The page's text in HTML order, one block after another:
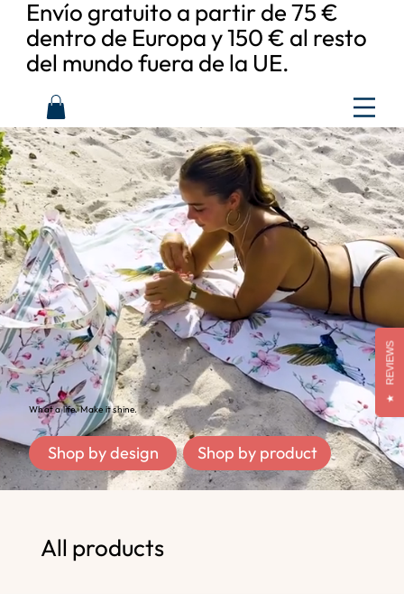
Envío gratuito a partir de 75 €
dentro de Europa y 150 € al resto
del mundo fuera de la UE.
What a life. Make it shine.
Shop by design Shop by product
All products
★
REVIEWS